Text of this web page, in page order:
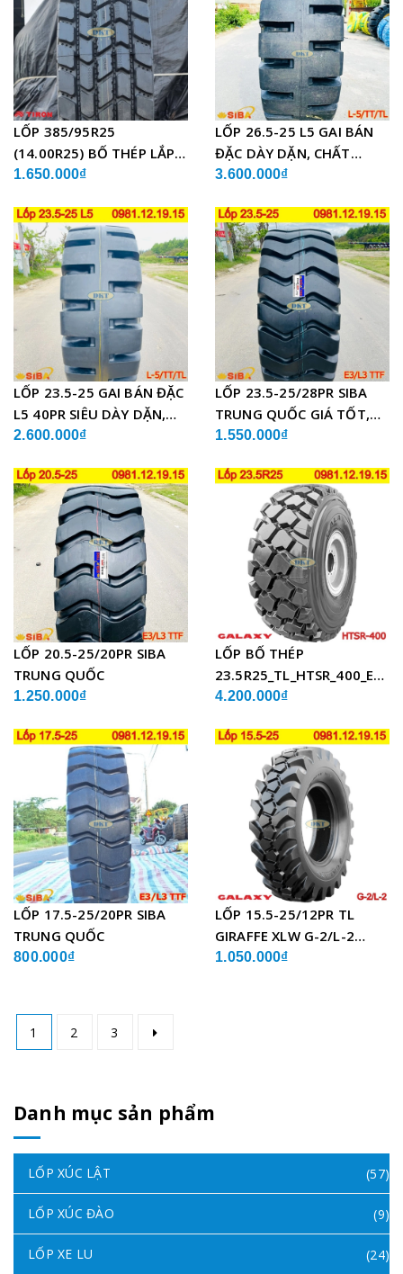
LỐP 385/95R25
(14.00R25) BỐ THÉP LẮP
XE CẨU
1.650.000₫
LỐP 26.5-25 L5 GAI BÁN
ĐẶC DÀY DẶN, CHẤT
LƯỢNG
3.600.000₫
LỐP 23.5-25 GAI BÁN ĐẶC
L5 40PR SIÊU DÀY DẶN,
CHẤT LƯỢNG
2.600.000₫
LỐP 23.5-25/28PR SIBA
TRUNG QUỐC GIÁ TỐT,
SIÊU BỀN
1.550.000₫
LỐP 20.5-25/20PR SIBA
TRUNG QUỐC
1.250.000₫
LỐP BỐ THÉP
23.5R25_TL_HTSR_400_E4/
ẤN ĐỘ
4.200.000₫
LỐP 17.5-25/20PR SIBA
TRUNG QUỐC
800.000₫
LỐP 15.5-25/12PR TL
GIRAFFE XLW G-2/L-2
GALAXY ẤN ĐỘ
1.050.000₫
1 2 3
Danh mục sản phẩm
LỐP XÚC LẬT (57)
LỐP XÚC ĐÀO (9)
LỐP XE LU (24)